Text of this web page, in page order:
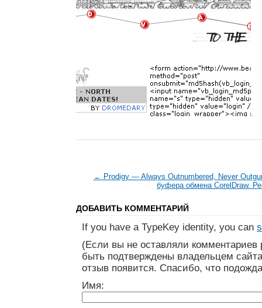
.
← Prodigy — Always Outnumbered, Never
буфера обмена CorelDraw.
ДОБАВИТЬ КОММЕНТАРИЙ
If you have a TypeKey identity, you can
(Если вы не оставляли
быть подтверждены владельцем
отзыв появится. Спасибо, что
Имя: